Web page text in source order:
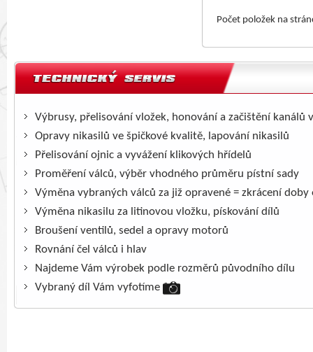
Počet položek na
Výbrusy, přelisování vložek, honování a začištění kanálů
Opravy nikasilů ve špičkové kvalitě, lapování nikasilů
Přelisování ojnic a vyvážení klikových hřídelů
Proměření válců, výběr vhodného průměru pístní sady
Výměna vybraných válců za již opravené = zkrácení doby
Výměna nikasilu za litinovou vložku, pískování dílů
Broušení ventilů, sedel a opravy motorů
Rovnání čel válců i hlav
Najdeme Vám výrobek podle rozměrů původního dílu
Vybraný díl Vám vyfotíme